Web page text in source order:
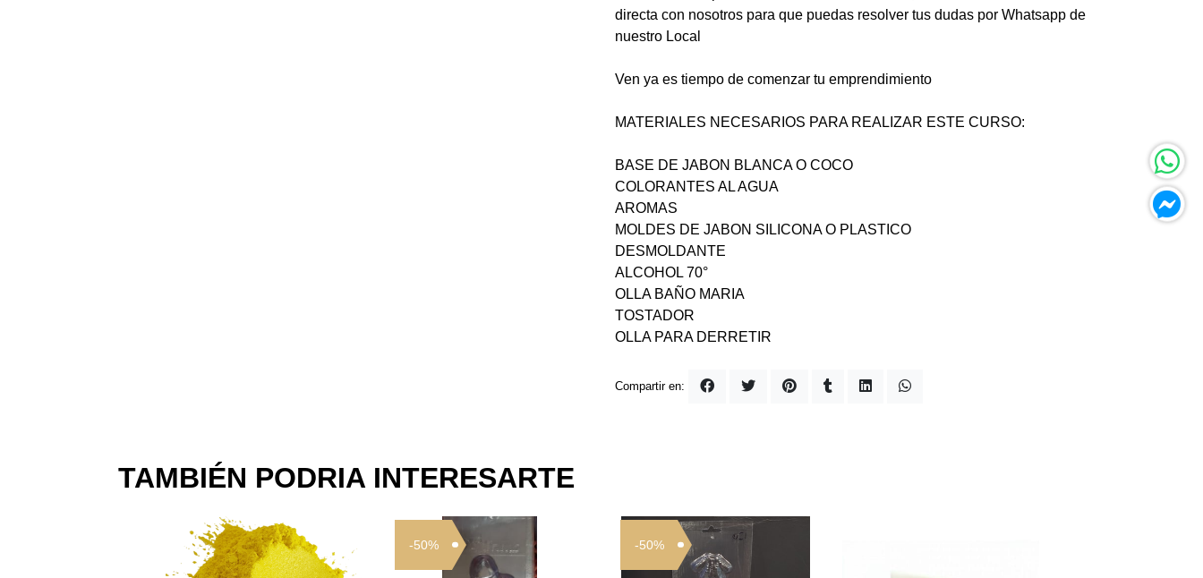
directa con nosotros para que puedas resolver tus dudas por Whatsapp de
nuestro Local
Ven ya es tiempo de comenzar tu emprendimiento
MATERIALES NECESARIOS PARA REALIZAR ESTE CURSO:
BASE DE JABON BLANCA O COCO
COLORANTES AL AGUA
AROMAS
MOLDES DE JABON SILICONA O PLASTICO
DESMOLDANTE
ALCOHOL 70°
OLLA BAÑO MARIA
TOSTADOR
OLLA PARA DERRETIR
Compartir en:
TAMBIÉN PODRIA INTERESARTE
-50% -50%